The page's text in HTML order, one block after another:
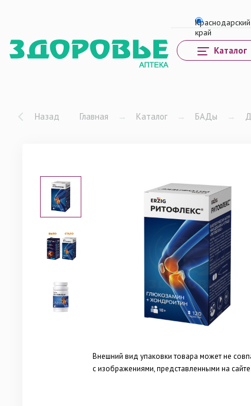
Каталог
Назад Главная → Каталог → БАДы →
Внешний вид упаковки товара может не
с изображениями, представленными на сайте